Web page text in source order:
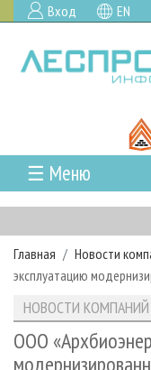
Вход EN
☰ Меню
ГЛАВНАЯ
РУБРИКИ И ТЕМЫ
РУБРИКИ ЖУРНАЛА
ЛЕСНОЕ ХОЗЯЙСТВО
ЛЕСОЗАГОТОВКА
ЛЕСОПИЛЕНИЕ
НОВОСТИ
КАЛЕНДАРЬ
НОВОСТИ ЛПК
НОВОСТИ
ПРОЕКТЫ ЛПИ
АНАЛИТИКА
ПРЕДПРИЯТИЯ
АРХИВ
АРХИВ ЖУРНАЛОВ
О ЖУРНАЛЕ
Главная Новости
эксплуатацию
НОВОСТИ КОМПАНИЙ
ООО